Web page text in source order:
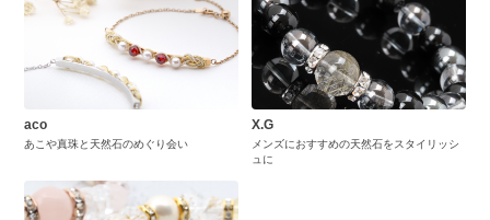
aco
あこや真珠と天然石のめぐり会い
X.G
メンズにおすすめの天然石をスタイリッシ
ュに